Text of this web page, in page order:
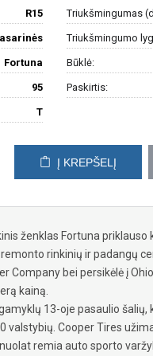
R15
Fortuna
95
T
Triukšmingumas
Triukšmingumo
Būklė:
Paskirtis:
Į KREPŠELĮ
ženklas Fortuna
rinkinių ir padangų
Company bei persikėlė į
kainą.
13-oje pasaulio šalių,
valstybių. Cooper Tires
remia auto sporto